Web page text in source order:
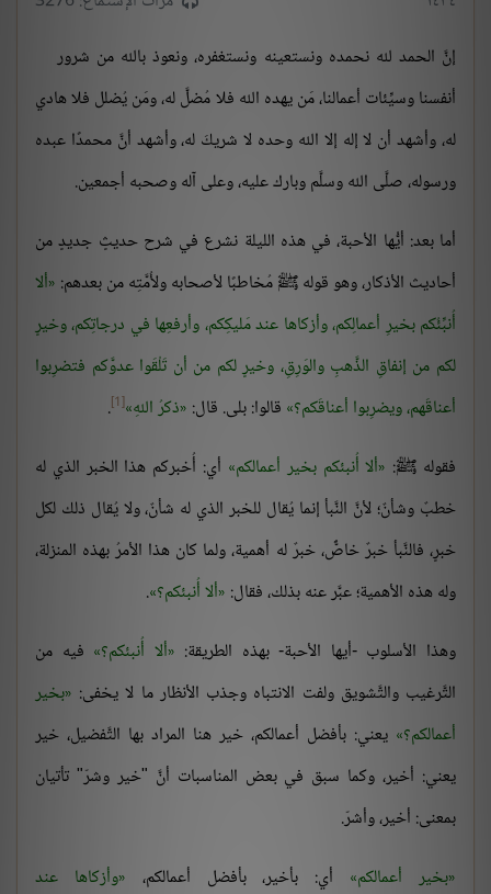
إنَّ الحمد لله نحمده ونستعينه ونستغفره، ونعوذ بالله من شرور
أنفسنا وسيِّئات أعمالنا، مَن يهده الله فلا مُضلَّ له، ومَن يُضلل فلا هادي
له، وأشهد أن لا إله إلا الله وحده لا شريكَ له، وأشهد أنَّ محمدًا عبده
ورسوله، صلَّى الله وسلَّم وبارك عليه، وعلى آله وصحبه أجمعين.
أما بعد: أيُّها الأحبة، في هذه الليلة نشرع في شرح حديثٍ جديدٍ من
أحاديث الأذكار، وهو قوله ﷺ مُخاطبًا لأصحابه ولأُمَّتِه من بعدهم: ألا
أُنبِّئُكم بخيرِ أعمالِكم، وأزكاها عند مَليكِكم، وأرفعِها في درجاتِكم، وخيرٍ
لكم من إنفاقِ الذَّهبِ والوَرِقِ، وخيرٍ لكم من أن تَلْقَوا عدوَّكم فتضرِبوا
أعناقَهم، ويضرِبوا أعناقَكم؟ قالوا: بلى. قال: ذكرُ اللهِ [1]
.
فقوله ﷺ: ألا أُنبئكم بخير أعمالكم أي: أُخبركم هذا الخبر الذي له
خطبٌ وشأنٌ؛ لأنَّ النَّبأ إنما يُقال للخبر الذي له شأنٌ، ولا يُقال ذلك لكل
خبرٍ، فالنَّبأ خبرٌ خاصٌّ، خبرٌ له أهمية، ولما كان هذا الأمرُ بهذه المنزلة،
وله هذه الأهمية؛ عبَّر عنه بذلك، فقال: ألا أُنبئكم؟ .
وهذا الأسلوب -أيها الأحبة- بهذه الطريقة:
ألا أُنبئكم؟
فيه من
التَّرغيب والتَّشويق ولفت الانتباه وجذب الأنظار ما لا يخفى: بخير
أعمالكم؟ يعني: بأفضل أعمالكم، خير هنا المراد بها التَّفضيل، خير
يعني: أخير، وكما سبق في بعض المناسبات أنَّ "خير وشرّ" تأتيان
بمعنى: أخير، وأشرّ.
بخير أعمالكم
أي: بأخير، بأفضل أعمالكم،
وأزكاها عند